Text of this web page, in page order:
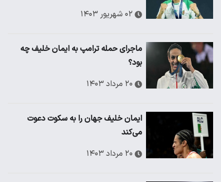
۰۲ شهریور ۱۴۰۳
ماجرای حمله ترامپ به ایمان خلیف چه
بود؟
۲۰ مرداد ۱۴۰۳
ایمان خلیف جهان را به سکوت دعوت
می‌کند
۲۰ مرداد ۱۴۰۳